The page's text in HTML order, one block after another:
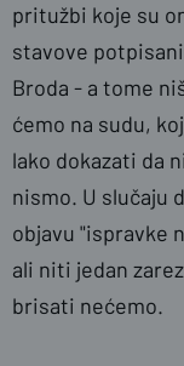
pritužbi koje su
stavove
Broda - a tome
ćemo na sudu,
lako dokazati da
nismo. U slučaju
objavu "ispravke
ali niti jedan
brisati nećemo.